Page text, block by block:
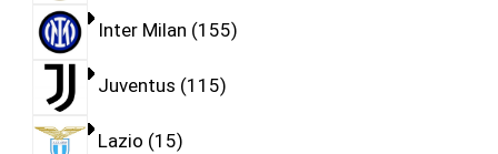
Inter Milan 155
Juventus 115
Lazio 15